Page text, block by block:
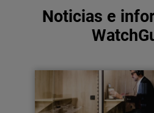
Noticias e